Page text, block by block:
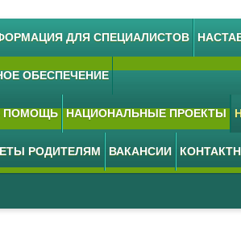
ДЛЯ СПЕЦИАЛИСТОВ
ОБЕСПЕЧЕНИЕ
ПОМОЩЬ НАЦИОНАЛЬНЫЕ ПРОЕКТЫ
РОДИТЕЛЯМ ВАКАНСИИ